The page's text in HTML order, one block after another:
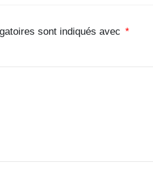
sont indiqués avec *